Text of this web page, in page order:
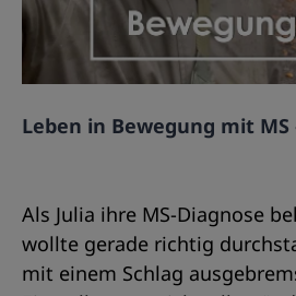
Leben in Bewegung mit MS
Als Julia ihre MS-Diagnose
wollte gerade richtig
mit einem Schlag